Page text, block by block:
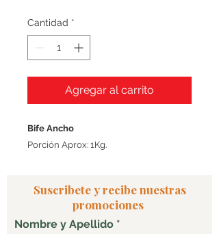
Cantidad *
Agregar al carrito
Bife Ancho
Porción Aprox: 1Kg.
Suscribete y recibe nuestras
promociones
Nombre y Apellido